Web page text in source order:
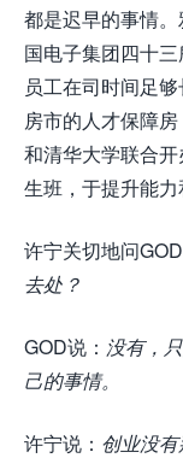
都是迟早的事情
国电子集团四十
员工在司时间足
房市的人才保障
和清华大学联合
生班，于提升能力
许宁关切地问GOD
去处？
GOD说： 没有，
己的事情。
许宁说： 创业没